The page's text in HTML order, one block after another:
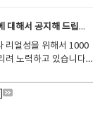
고 끝까지 노력하면 좋
았습니다. 저는 계속해
. 오늘도 멋진하루가 기
ㅋㅋ
은 아이가 좋다고 하니
공부하게 된것 같네
방법이 있었는데요..아
술과 능숙한 테크닉이
이셨고아이가 잘할수
다. 처음에는 이것이
에 동사가 와야한다..와
서 의식적으로 영어를
를 여러번 반복하게되
자~중급 레벨 일 때에
로 번역해서 이해하
가 생겼다. 해외에서 몇
보고 싶었고 현지인과
싶어서 이쪽으로 목표
가능한 자연스럽게 해
입에서 자동으로 나올
렇게 열심히 영어 공부
선생님과 잉글리시 700
하게 되었다 그래서 내
이 좋다. 자신감이 생긴
너무 많아서 솔직히
제일 좋고 , 가격도 괜
쁜 엄마로썬시간이 너
서 선영이 엄마말 듣고
가보니까 손님도 많은
까 괜찮은것 같아서 수
있는 레벨을 목표로 했
서 하루도 쉬지 않고
효과가 크게 있는 것을
지막으로 곧 저도 사회
생각합니다.비교적 시
의 강사인지.... 이런
하고 이런곳에서 공부
다. 실패한 경험을 떠
어업체에게는 매우 유
업체에 등록했는데 인
하거나 해서 우선순
이라는 학원을 알아냈
니 에이플러스어드벤
운영하는 화상영어학
도 괜찮고 필리핀에서
. ​15년정도된 학원이라
에 다녔던 사람이 그린
게 관련된 세세한 내용
주셨어요~그런데 저
가 좋아하는 교재를 요
이런 부분도 자유롭게
저 선생님이 자기 소개
했다고는 하지만 제
이 별로 없는지그렇게
된 것도 아니었구요, 거
더니영어회화실력이
인터넷을 살펴보다가
쳐랑 수업한다는 점
수강후기에 대해서 공지해 드립니다. 1000 단어 이상 내용 요청드려요
리얼성을 위해서 1000
려 노력하고 있습니다.
도 같이 보내주시면 좋
시는 분들이 많이 있어
]